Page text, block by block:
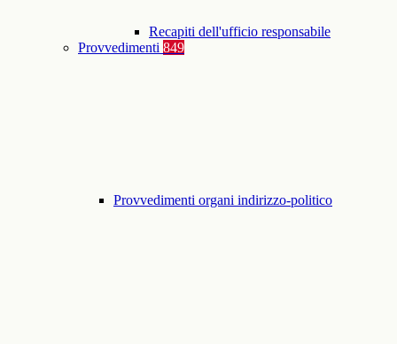
Recapiti dell'ufficio responsabile
Provvedimenti 849
Provvedimenti organi indirizzo-politico